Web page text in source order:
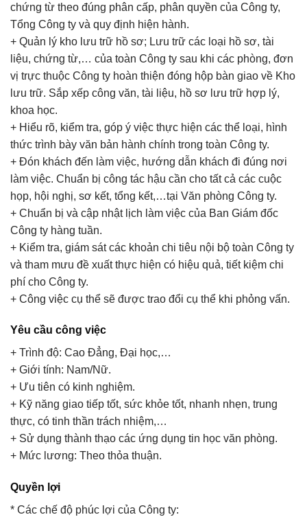
chứng từ theo đúng phân cấp, phân quyền của Công ty,
Tổng Công ty và quy định hiện hành.
+ Quản lý kho lưu trữ hồ sơ; Lưu trữ các loại hồ sơ, tài
liệu, chứng từ,… của toàn Công ty sau khi các phòng, đơn
vị trực thuộc Công ty hoàn thiện đóng hộp bàn giao về Kho
lưu trữ. Sắp xếp công văn, tài liệu, hồ sơ lưu trữ hợp lý,
khoa học.
+ Hiểu rõ, kiểm tra, góp ý việc thực hiện các thể loại, hình
thức trình bày văn bản hành chính trong toàn Công ty.
+ Đón khách đến làm việc, hướng dẫn khách đi đúng nơi
làm việc. Chuẩn bị công tác hậu cần cho tất cả các cuộc
họp, hội nghị, sơ kết, tổng kết,…tại Văn phòng Công ty.
+ Chuẩn bị và cập nhật lịch làm việc của Ban Giám đốc
Công ty hàng tuần.
+ Kiểm tra, giám sát các khoản chi tiêu nội bộ toàn Công ty
và tham mưu đề xuất thực hiện có hiệu quả, tiết kiệm chi
phí cho Công ty.
+ Công việc cụ thể sẽ được trao đổi cụ thể khi phỏng vấn.
Yêu cầu công việc
+ Trình độ: Cao Đẳng, Đại học,…
+ Giới tính: Nam/Nữ.
+ Ưu tiên có kinh nghiệm.
+ Kỹ năng giao tiếp tốt, sức khỏe tốt, nhanh nhẹn, trung
thực, có tinh thần trách nhiệm,…
+ Sử dụng thành thạo các ứng dụng tin học văn phòng.
+ Mức lương: Theo thỏa thuận.
Quyền lợi
* Các chế độ phúc lợi của Công ty: